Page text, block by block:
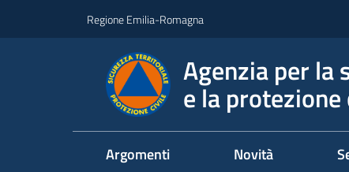
Regione Emilia-Romagna
Agenzia per la
e la
Argomenti Novità